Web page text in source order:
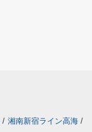
/ 湘南新宿ライン高海 /